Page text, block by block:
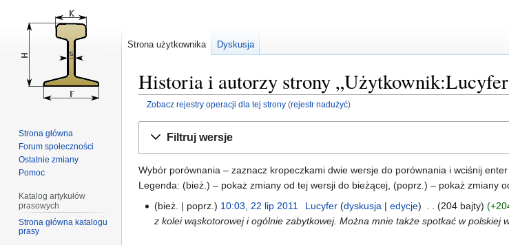
Historia i autorzy strony
Zobacz rejestry operacji dla tej strony(rejestr nadużyć)
Filtruj wersje
Wybór porównania – zaznacz kropeczkami dwie wersje do porównania i wciśnij
Legenda: (bież.) – pokaż zmiany od tej wersji do bieżącej, (poprz.) – pokaż zmiany
bież.
poprz. 10:03, 22 lip 2011 Lucyfer dyskusja edycje 204 bajty
z kolei wąskotorowej i ogólnie zabytkowej. Można mnie także spotkać w polskiej
Strona użytkownika Dyskusja
Strona główna
Forum społeczności
Ostatnie zmiany
Pomoc
Katalog artykułów
prasowych
Strona główna katalogu
prasy